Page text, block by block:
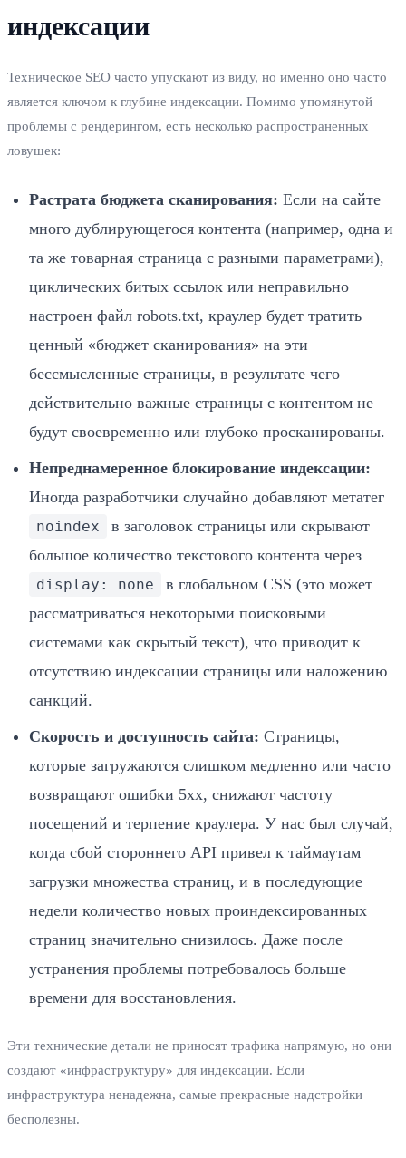
индексации
Техническое SEO часто упускают из виду, но именно оно часто
является ключом к глубине индексации. Помимо упомянутой
проблемы с рендерингом, есть несколько распространенных
ловушек:
Растрата бюджета сканирования: Если на сайте
много дублирующегося контента (например, одна и
та же товарная страница с разными параметрами),
циклических битых ссылок или неправильно
настроен файл robots.txt, краулер будет тратить
ценный «бюджет сканирования» на эти
бессмысленные страницы, в результате чего
действительно важные страницы с контентом не
будут своевременно или глубоко просканированы.
Непреднамеренное блокирование индексации:
Иногда разработчики случайно добавляют метатег
noindex
в заголовок страницы или скрывают
большое количество текстового контента через
display: none
в глобальном CSS (это может
рассматриваться некоторыми поисковыми
системами как скрытый текст), что приводит к
отсутствию индексации страницы или наложению
санкций.
Скорость и доступность сайта: Страницы,
которые загружаются слишком медленно или часто
возвращают ошибки 5xx, снижают частоту
посещений и терпение краулера. У нас был случай,
когда сбой стороннего API привел к таймаутам
загрузки множества страниц, и в последующие
недели количество новых проиндексированных
страниц значительно снизилось. Даже после
устранения проблемы потребовалось больше
времени для восстановления.
Эти технические детали не приносят трафика напрямую, но они
создают «инфраструктуру» для индексации. Если
инфраструктура ненадежна, самые прекрасные надстройки
бесполезны.